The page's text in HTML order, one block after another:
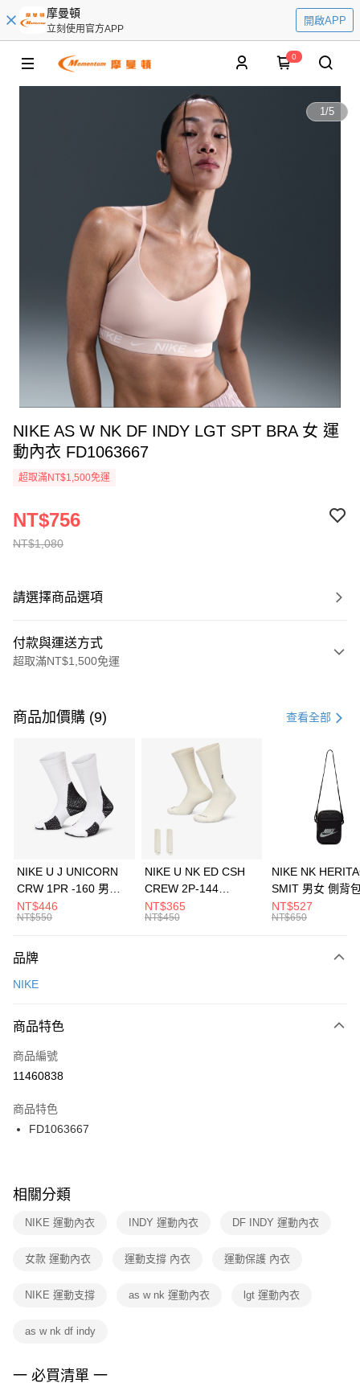
摩曼頓
立刻使用官方APP
開啟APP
0
1/5
NIKE AS W NK DF INDY LGT SPT BRA 女 運
動內衣 FD1063667
超取滿NT$1,500免運
NT$1,080
NT$756
請選擇商品選項
付款與運送方式
超取滿NT$1,500免運
信用卡一次付款
3 期 0 利率 每期 21家銀行
合作金庫商業銀行
第一商業銀行
華南商業銀行
彰化商業銀行
上海商業儲蓄銀行
元大商業銀行
台灣樂天信用卡公司
Apple Pay
全盈+PAY
AFTEE先享後付
【關於「AFTEE先享後付」】
便利好安心！
３．安心：先確認商品／服務後，再付款。
【「AFTEE先享後付」結帳流程】
１．於結帳方式選擇「AFTEE先享後付」後，將跳轉至「AFTEE先享後付」
２．訂單成立數日內，您將收到繳費通知簡訊。
３．收到繳費通知簡訊後14天內，點擊此簡訊中的連結，可透過四大超商／
ATM／網路銀行／等多元方式進行付款，方視為交易完成。
※ 交易是否成功請以「AFTEE先享後付 」之結帳頁面顯示為準，若有關於
是否繳費成功／繳費後需取消欲退款等相關疑問，請聯繫「AFTEE先享後付
客戶支援中心」https://netprotections.freshdesk.com/support/home
１．透過由恩沛科技股份有限公司提供之「AFTEE先享後付」服務完成之交
權轉讓予恩沛科技股份有限公司。
３．未成年的使用者請事先徵得法定代理人或監護人之同意方可使用
４．使用「AFTEE先享後付」時，將依據個別帳號之用戶狀況，依本公司即
運送方式
每筆NT$100，滿NT$1,500(含以上)免運費
宅配
每筆NT$100，滿NT$1,500(含以上)免運費
付款後門市自取
每筆NT$100，滿NT$1,500(含以上)免運費
商品加價購 (9) 查看全部
NIKE U J UNICORN
CRW 1PR -160 男女
中統襪 FZ3393100
NT$446
NT$550
NIKE U NK ED CSH
CREW 2P-144
EMBRDY 男女 短統襪
FZ3073133
NT$365
NT$450
NIKE NK
SMIT 男女 側背
BA5871010
NT$527
NT$650
品牌
NIKE
商品特色
商品編號
11460838
商品特色
FD1063667
相關分類
NIKE 運動內衣 INDY 運動內衣 DF INDY 運動內衣
女款 運動內衣 運動支撐 內衣 運動保護 內衣
NIKE 運動支撐 as w nk 運動內衣 lgt 運動內衣
as w nk df indy
一 必買清單 一